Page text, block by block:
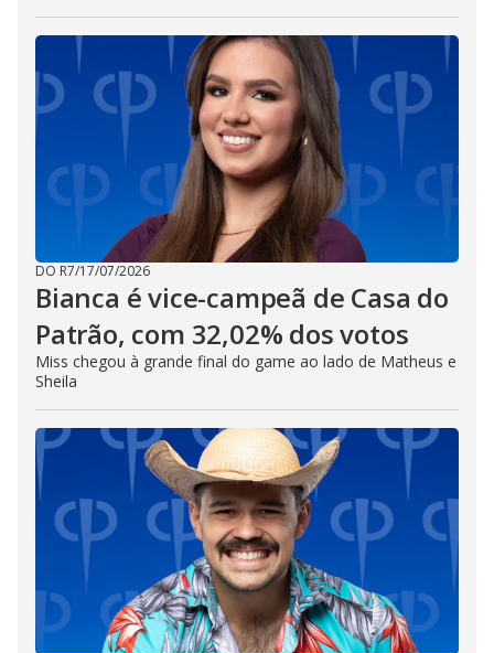
DO R7/17/07/2026
Bianca é vice-campeã de Casa do
Patrão, com 32,02% dos votos
Miss chegou à grande final do game ao lado de Matheus e
Sheila